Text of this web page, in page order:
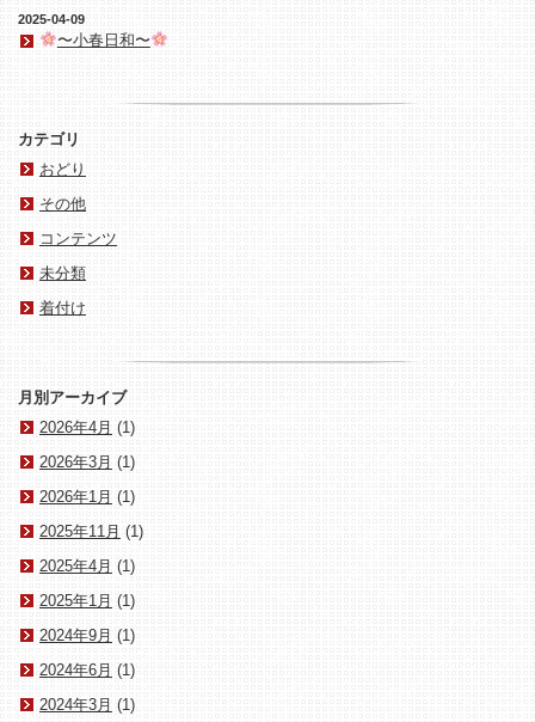
2025-04-09
〜小春日和〜
カテゴリ
おどり
その他
コンテンツ
未分類
着付け
月別アーカイブ
2026年4月 (1)
2026年3月 (1)
2026年1月 (1)
2025年11月 (1)
2025年4月 (1)
2025年1月 (1)
2024年9月 (1)
2024年6月 (1)
2024年3月 (1)